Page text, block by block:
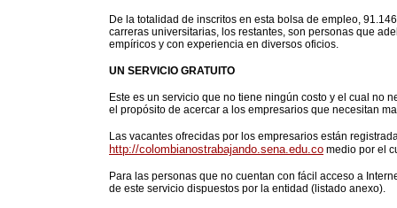
De la totalidad de inscritos en esta bolsa de empleo,
carreras universitarias, los restantes, son personas que
empíricos y con experiencia en diversos oficios.
UN SERVICIO GRATUITO
Este es un servicio que no tiene ningún costo y el cual no
el propósito de acercar a los empresarios que necesitan
Las vacantes ofrecidas por los empresarios están
http://colombianostrabajando.sena.edu.co medio por el
Para las personas que no cuentan con fácil acceso a
de este servicio dispuestos por la entidad (listado anexo).